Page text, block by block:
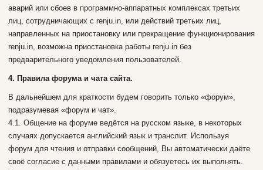
аварий или сбоев в программно-аппаратных комплексах третьих
лиц, сотрудничающих с renju.in, или действий третьих лиц,
направленных на приостановку или прекращение функционирования
renju.in, возможна приостановка работы renju.in без
предварительного уведомления пользователей.
4. Правила форума и чата сайта.
В дальнейшем для краткости будем говорить только «форум»,
подразумевая «форум и чат».
4.1. Общение на форуме ведётся на русском языке, в некоторых
случаях допускается английский язык и транслит. Используя
форум для чтения и отправки сообщений, Вы автоматически даёте
своё согласие с данными правилами и обязуетесь их выполнять.